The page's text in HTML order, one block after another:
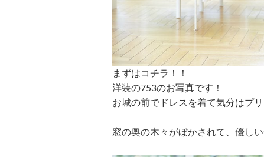
まずはコチラ！！
洋装の753のお写真です！
お城の前でドレスを着て気分はプリ
窓の奥の木々がぼかされて、優し